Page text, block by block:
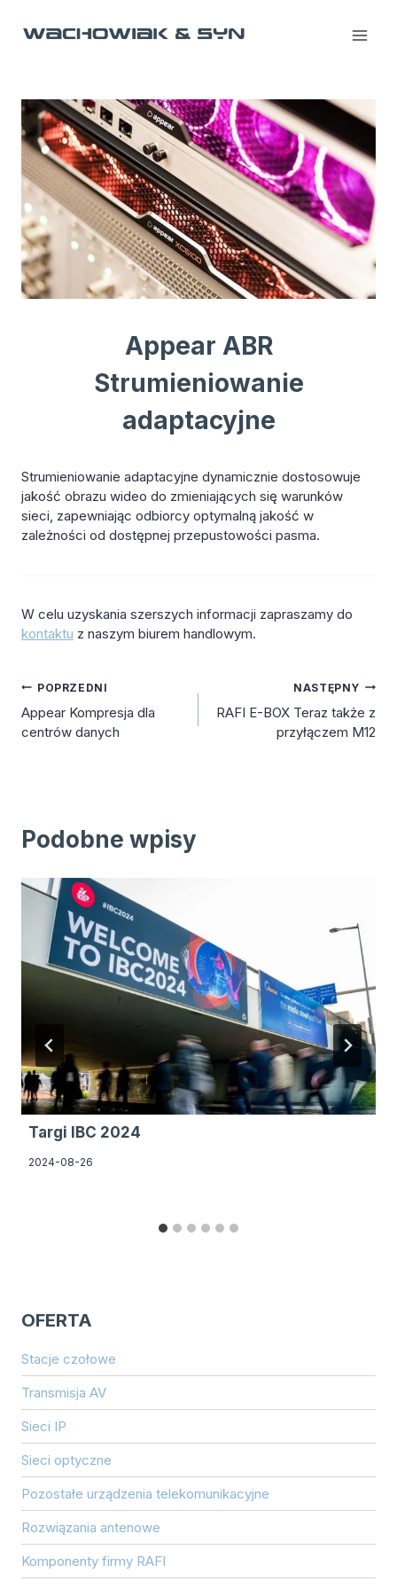
Appear ABR
Strumieniowanie
adaptacyjne
Strumieniowanie adaptacyjne dynamicznie dostosowuje
jakość obrazu wideo do zmieniających się warunków
sieci, zapewniając odbiorcy optymalną jakość w
zależności od dostępnej przepustowości pasma.
W celu uzyskania szerszych informacji zapraszamy do
kontaktu z naszym biurem handlowym.
Nawigacja
wpisu
POPRZEDNI
Appear Kompresja dla
centrów danych
NASTĘPNY
RAFI E-BOX Teraz także z
przyłączem M12
Podobne wpisy
Targi IBC 2024
2024-08-26
OFERTA
Stacje czołowe
Transmisja AV
Sieci IP
Sieci optyczne
Pozostałe urządzenia telekomunikacyjne
Rozwiązania antenowe
Komponenty firmy RAFI